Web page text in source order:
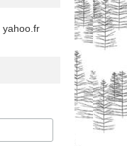
yahoo.fr